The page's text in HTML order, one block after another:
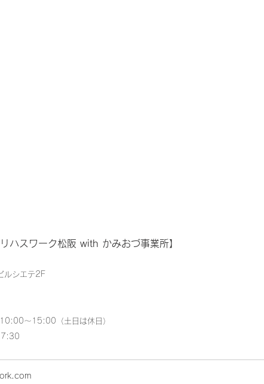
リハスワーク松阪 with かみおづ事業所】
ルシエテ2F
～15:00（土日は休日）